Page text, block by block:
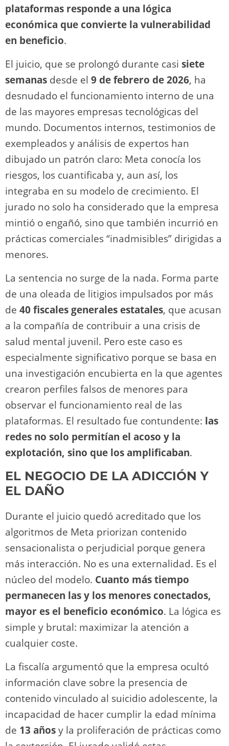
plataformas responde a una lógica
económica que convierte la vulnerabilidad
en beneficio.
El juicio, que se prolongó durante casi siete
semanas desde el 9 de febrero de 2026, ha
desnudado el funcionamiento interno de una
de las mayores empresas tecnológicas del
mundo. Documentos internos, testimonios de
exempleados y análisis de expertos han
dibujado un patrón claro: Meta conocía los
riesgos, los cuantificaba y, aun así, los
integraba en su modelo de crecimiento. El
jurado no solo ha considerado que la empresa
mintió o engañó, sino que también incurrió en
prácticas comerciales “inadmisibles” dirigidas a
menores.
La sentencia no surge de la nada. Forma parte
de una oleada de litigios impulsados por más
de 40 fiscales generales estatales, que acusan
a la compañía de contribuir a una crisis de
salud mental juvenil. Pero este caso es
especialmente significativo porque se basa en
una investigación encubierta en la que agentes
crearon perfiles falsos de menores para
observar el funcionamiento real de las
plataformas. El resultado fue contundente: las
redes no solo permitían el acoso y la
explotación, sino que los amplificaban.
EL NEGOCIO DE LA ADICCIÓN Y
EL DAÑO
Durante el juicio quedó acreditado que los
algoritmos de Meta priorizan contenido
sensacionalista o perjudicial porque genera
más interacción. No es una externalidad. Es el
núcleo del modelo. Cuanto más tiempo
permanecen las y los menores conectados,
mayor es el beneficio económico. La lógica es
simple y brutal: maximizar la atención a
cualquier coste.
La fiscalía argumentó que la empresa ocultó
información clave sobre la presencia de
contenido vinculado al suicidio adolescente, la
incapacidad de hacer cumplir la edad mínima
de 13 añosy la proliferación de prácticas como